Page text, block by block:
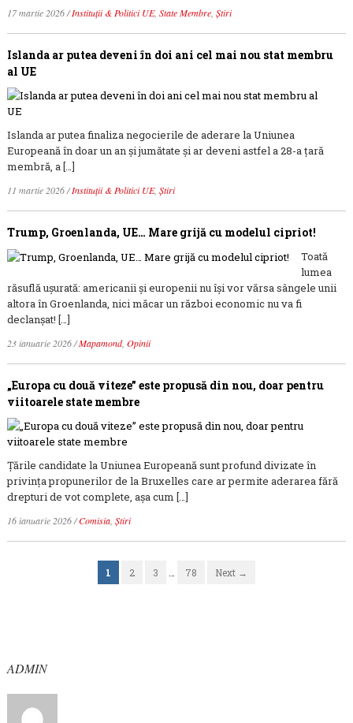
17 martie 2026/Instituții & Politici UE, State Membre, Știri
Islanda ar putea deveni în doi ani cel mai nou stat membru
al UE
Islanda ar putea finaliza negocierile de aderare la Uniunea
Europeană în doar un an și jumătate și ar deveni astfel a 28-a țară
membră, a […]
11 martie 2026/Instituții & Politici UE, Știri
Trump, Groenlanda, UE… Mare grijă cu modelul cipriot!
Toată
lumea
răsuflă ușurată: americanii și europenii nu își vor vărsa sângele unii
altora în Groenlanda, nici măcar un război economic nu va fi
declanșat! […]
23 ianuarie 2026/Mapamond, Opinii
„Europa cu două viteze” este propusă din nou, doar pentru
viitoarele state membre
Țările candidate la Uniunea Europeană sunt profund divizate în
privința propunerilor de la Bruxelles care ar permite aderarea fără
drepturi de vot complete, așa cum […]
16 ianuarie 2026/Comisia, Știri
1 2 3 78 Next →
ADMIN